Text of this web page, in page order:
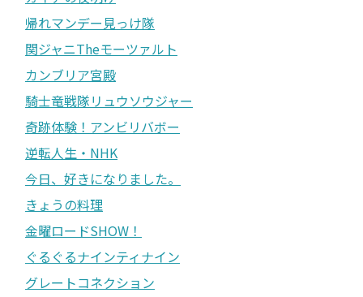
帰れマンデー見っけ隊
関ジャニTheモーツァルト
カンブリア宮殿
騎士竜戦隊リュウソウジャー
奇跡体験！アンビリバボー
逆転人生・NHK
今日、好きになりました。
きょうの料理
金曜ロードSHOW！
ぐるぐるナインティナイン
グレートコネクション